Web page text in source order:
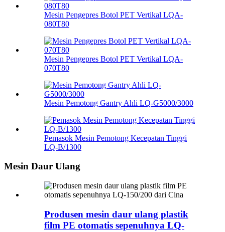
Mesin Pengepres Botol PET Vertikal LQA-
080T80
Mesin Pengepres Botol PET Vertikal LQA-
070T80
Mesin Pemotong Gantry Ahli LQ-G5000/3000
Pemasok Mesin Pemotong Kecepatan Tinggi
LQ-B/1300
Mesin Daur Ulang
Produsen mesin daur ulang plastik
film PE otomatis sepenuhnya LQ-